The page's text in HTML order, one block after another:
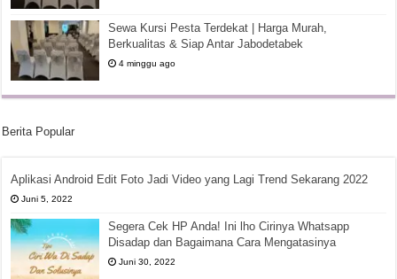
Sewa Kursi Pesta Terdekat | Harga Murah,
Berkualitas & Siap Antar Jabodetabek
4 minggu ago
Berita Popular
Aplikasi Android Edit Foto Jadi Video yang Lagi Trend Sekarang 2022
Juni 5, 2022
Segera Cek HP Anda! Ini lho Cirinya Whatsapp
Disadap dan Bagaimana Cara Mengatasinya
Juni 30, 2022